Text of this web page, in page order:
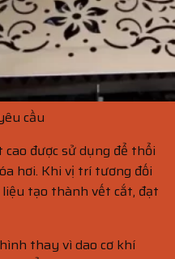
cầu
được sử dụng để thổi
hơi. Khi vị trí tương đối
tạo thành vết cắt, đạt
thay vì dao cơ khí